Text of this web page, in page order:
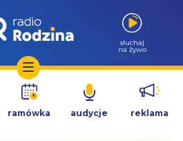
słuchaj
na żywo
ramówka audycje reklama